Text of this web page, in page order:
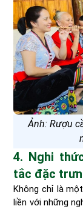
Ảnh: Rượu
4. Nghi
tắc đặc
Không chỉ là
liền với những